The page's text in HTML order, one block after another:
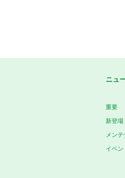
ニュ
重要
新登場
メン
イベン